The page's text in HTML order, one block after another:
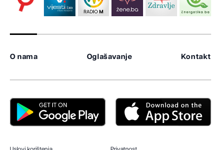
O nama Oglašavanje Kontakt
Uslovi korištenja Privatnost